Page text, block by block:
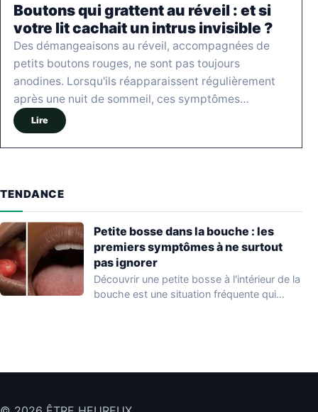
Boutons qui grattent au réveil : et si
votre lit cachait un intrus invisible ?
Des démangeaisons au réveil, accompagnées de
petits boutons rouges, ne sont pas toujours
anodines. Lorsqu'ils réapparaissent régulièrement
après une nuit de sommeil, ces symptômes…
Lire
TENDANCE
Petite bosse dans la bouche : les
premiers symptômes à ne surtout
pas ignorer
Découvrir une petite bosse à l'intérieur de la
bouche est une situation fréquente qui…